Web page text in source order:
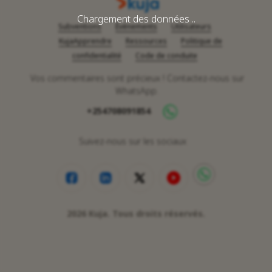
Chargement des données ..
Subventions Événements
Utilisateurs
KujaApprendre
Ressources
Politique de
confidentialité
Code de conduite
Vos commentaires sont précieux ! Contactez-nous sur
WhatsApp.
+254708091854
Suivez-nous sur les sociaux
2026 Kuja. Tous droits réservés.